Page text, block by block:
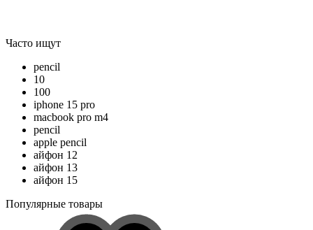
Часто ищут
pencil
10
100
iphone 15 pro
macbook pro m4
pencil
apple pencil
айфон 12
айфон 13
айфон 15
Популярные товары